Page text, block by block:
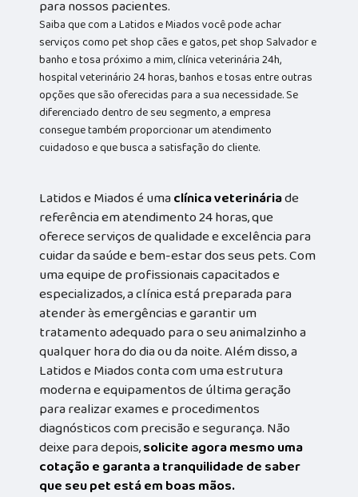
para nossos pacientes.
Saiba que com a Latidos e Miados você pode achar
serviços como pet shop cães e gatos, pet shop Salvador e
banho e tosa próximo a mim, clínica veterinária 24h,
hospital veterinário 24 horas, banhos e tosas entre outras
opções que são oferecidas para a sua necessidade. Se
diferenciado dentro de seu segmento, a empresa
consegue também proporcionar um atendimento
cuidadoso e que busca a satisfação do cliente.
Latidos e Miados é umaclínica veterináriade
referência em atendimento 24 horas, que
oferece serviços de qualidade e excelência para
cuidar da saúde e bem-estar dos seus pets. Com
uma equipe de profissionais capacitados e
especializados, a clínica está preparada para
atender às emergências e garantir um
tratamento adequado para o seu animalzinho a
qualquer hora do dia ou da noite. Além disso, a
Latidos e Miados conta com uma estrutura
moderna e equipamentos de última geração
para realizar exames e procedimentos
diagnósticos com precisão e segurança. Não
deixe para depois,solicite agora mesmo uma
cotação e garanta a tranquilidade de saber
que seu pet está em boas mãos.